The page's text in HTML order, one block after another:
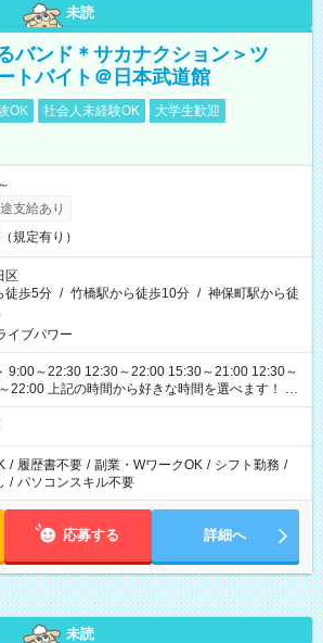
未読
バンド＊サカナクション＞ツ
トバイト＠日本武道館
OK 社会人未経験OK
大学生歓迎
支給あり
規定有り）
区
徒歩5分 / 竹橋駅から徒歩10分 / 神保町駅から徒
イブパワー
9:00～22:30 12:30～22:00 15:30～21:00 12:30～
な時間を選べます！ ※
なる可能性があります
/ 履歴書不要 / 副業・WワークOK / シフト勤務 /
/ パソコンスキル不要
応募する 詳細へ
未読